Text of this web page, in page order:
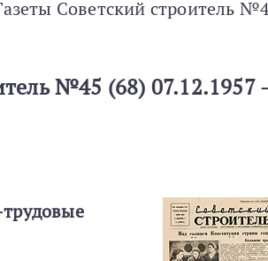
Советский строитель
№45 (68) 07.12.1957